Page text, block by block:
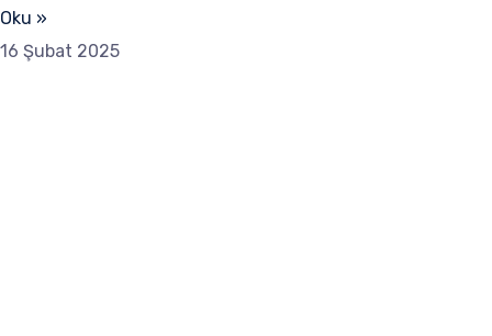
Oku »
16 Şubat 2025